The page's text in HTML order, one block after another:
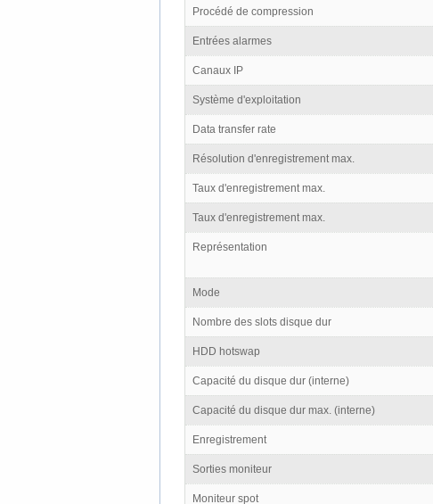
Procédé de compression
Entrées alarmes
Canaux IP
Système d'exploitation
Data transfer rate
Résolution d'enregistrement max.
Taux d'enregistrement max.
Taux d'enregistrement max.
Représentation
Mode
Nombre des slots disque dur
HDD hotswap
Capacité du disque dur (interne)
Capacité du disque dur max. (interne)
Enregistrement
Sorties moniteur
Moniteur spot